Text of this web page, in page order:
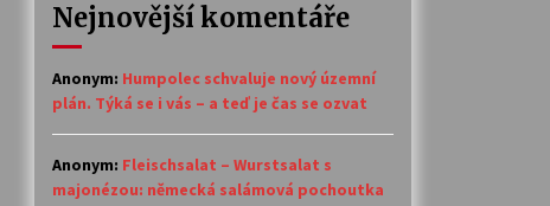
30. 6. 2026
Nejnovější komentáře
Anonym: Humpolec schvaluje nový územní
plán. Týká se i vás – a teď je čas se ozvat
Anonym: Fleischsalat – Wurstsalat s
majonézou: německá salámová pochoutka